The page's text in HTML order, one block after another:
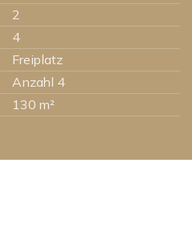
2
4
Freiplatz
Anzahl 4
130 m²